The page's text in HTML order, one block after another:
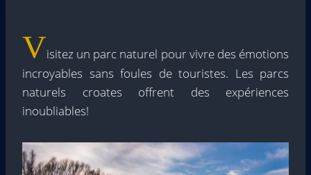
Visitez un parc naturel pour vivre des émotions
incroyables sans foules de touristes. Les parcs
naturels croates offrent des expériences
inoubliables!